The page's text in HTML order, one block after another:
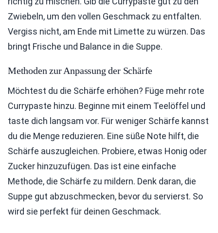
Zwiebeln, um den vollen Geschmack zu entfalten.
Vergiss nicht, am Ende mit Limette zu würzen. Das
bringt Frische und Balance in die Suppe.
Methoden zur Anpassung der Schärfe
Möchtest du die Schärfe erhöhen? Füge mehr rote
Currypaste hinzu. Beginne mit einem Teelöffel und
taste dich langsam vor. Für weniger Schärfe kannst
du die Menge reduzieren. Eine süße Note hilft, die
Schärfe auszugleichen. Probiere, etwas Honig oder
Zucker hinzuzufügen. Das ist eine einfache
Methode, die Schärfe zu mildern. Denk daran, die
Suppe gut abzuschmecken, bevor du servierst. So
wird sie perfekt für deinen Geschmack.